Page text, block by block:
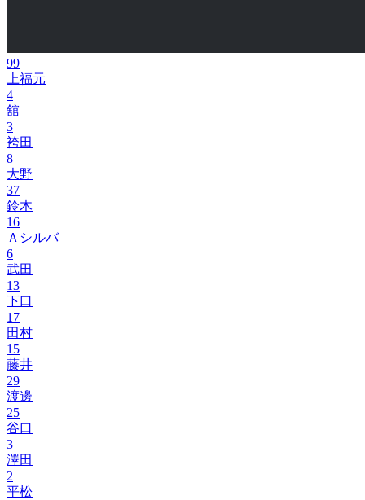
99
上福元
4
舘
3
袴田
8
大野
37
鈴木
16
Ａシルバ
6
武田
13
下口
17
田村
15
藤井
29
渡邊
25
谷口
3
澤田
2
平松